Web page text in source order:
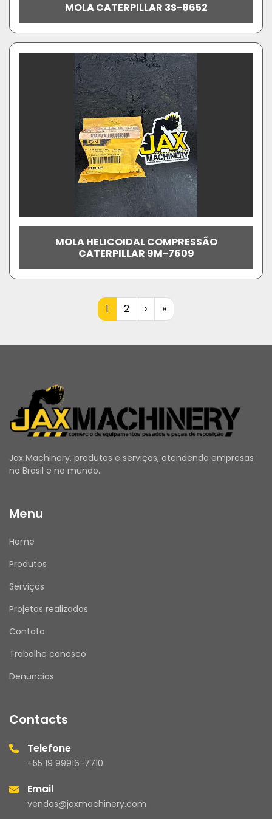
MOLA CATERPILLAR 3S-8652
MOLA HELICOIDAL COMPRESSÃO
CATERPILLAR 9M-7609
1 2 › »
Jax Machinery, produtos e serviços, atendendo empresas
no Brasil e no mundo.
Menu
Home
Produtos
Serviços
Projetos realizados
Contato
Trabalhe conosco
Denuncias
Contacts
Telefone
+55 19 99916-7710
Email
vendas@jaxmachinery.com